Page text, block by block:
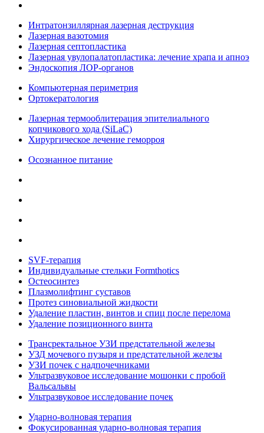
Интратонзиллярная лазерная деструкция
Лазерная вазотомия
Лазерная септопластика
Лазерная увулопалатопластика: лечение храпа и апноэ
Эндоскопия ЛОР-органов
Компьютерная периметрия
Ортокератология
Лазерная термооблитерация эпителиального
копчикового хода (SiLaC)
Хирургическое лечение геморроя
Осознанное питание
SVF-терапия
Индивидуальные стельки Formthotics
Остеосинтез
Плазмолифтинг суставов
Протез синовиальной жидкости
Удаление пластин, винтов и спиц после перелома
Удаление позиционного винта
Трансректальное УЗИ предстательной железы
УЗД мочевого пузыря и предстательной железы
УЗИ почек с надпочечниками
Ультразвуковое исследование мошонки с пробой
Вальсальвы
Ультразвуковое исследование почек
Ударно-волновая терапия
Фокусированная ударно-волновая терапия